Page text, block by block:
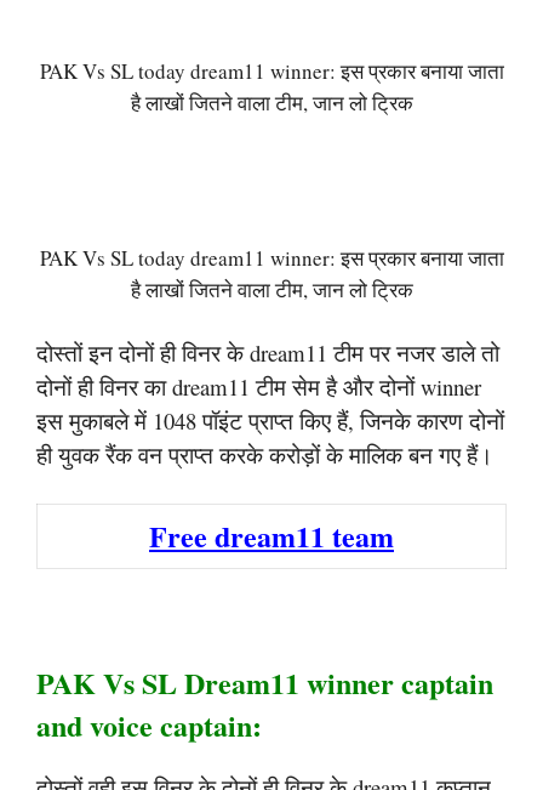
PAK Vs SL today dream11 winner: इस प्रकार बनाया जाता
है लाखों जितने वाला टीम, जान लो ट्रिक
PAK Vs SL today dream11 winner: इस प्रकार बनाया जाता
है लाखों जितने वाला टीम, जान लो ट्रिक
दोस्तों इन दोनों ही विनर के dream11 टीम पर नजर डाले तो
दोनों ही विनर का dream11 टीम सेम है और दोनों winner
इस मुकाबले में 1048 पॉइंट प्राप्त किए हैं, जिनके कारण दोनों
ही युवक रैंक वन प्राप्त करके करोड़ों के मालिक बन गए हैं।
Free dream11 team
PAK Vs SL Dream11 winner captain
and voice captain: